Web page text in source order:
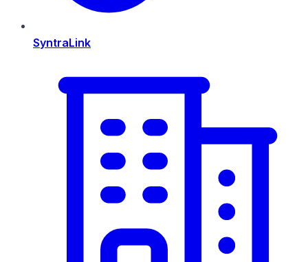
SyntraLink